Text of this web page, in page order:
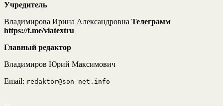
Учредитель
Владимирова Ирина Александровна Телеграмм
https://t.me/viatextru
Главный редактор
Владимиров Юрий Максимович
Email: redaktor@son-net.info